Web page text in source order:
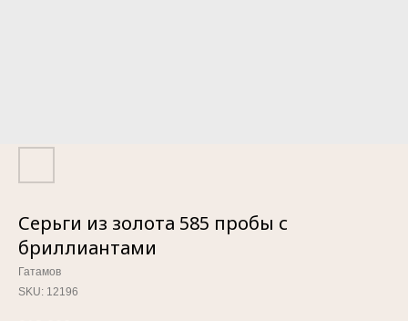
Серьги из золота 585 пробы с
бриллиантами
Гатамов
SKU: 12196